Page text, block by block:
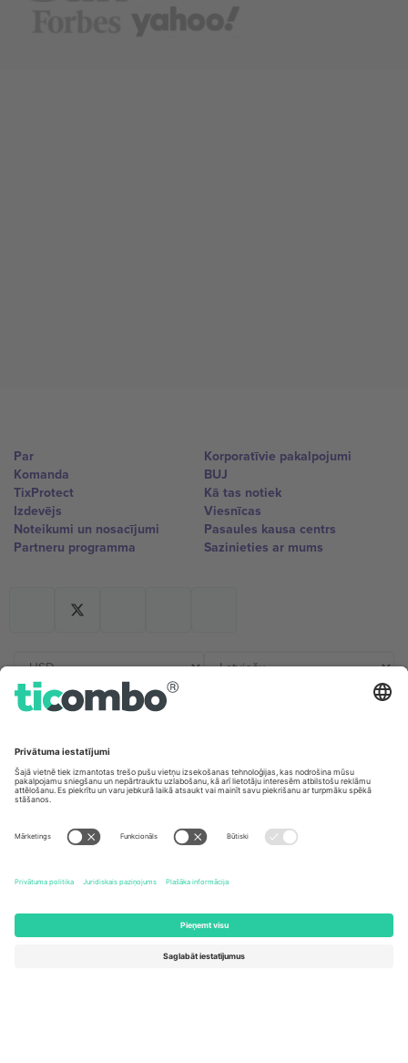
Par
Komanda
TixProtect
Izdevējs
Noteikumi un nosacījumi
Partneru programma
Korporatīvie pakalpojumi
BUJ
Kā tas notiek
Viesnīcas
Pasaules kausa centrs
Sazinieties ar mums
Germany
Unter den Linden 24, 10117
United Kingdom
167 City Road, London, Greater
Kingdom
United States
Newark, Delaware 19713, United
States
Switzerland
Engelberg, Switzerland